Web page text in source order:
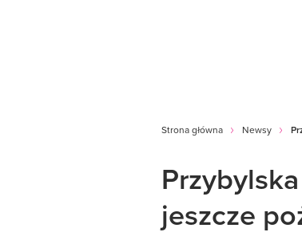
Strona główna Newsy
jeszcze